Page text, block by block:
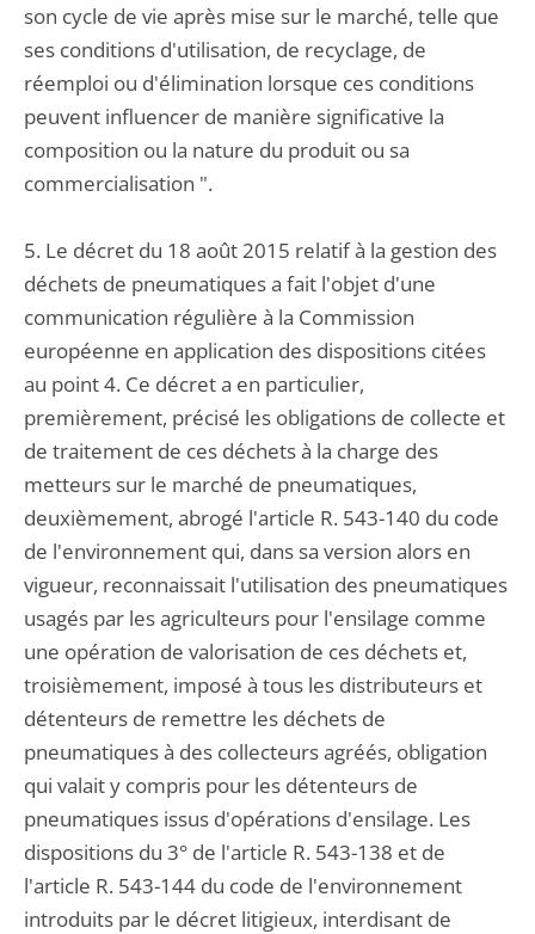
son cycle de vie après mise sur le marché, telle que
ses conditions d'utilisation, de recyclage, de
réemploi ou d'élimination lorsque ces conditions
peuvent influencer de manière significative la
composition ou la nature du produit ou sa
commercialisation ".
5. Le décret du 18 août 2015 relatif à la gestion des
déchets de pneumatiques a fait l'objet d'une
communication régulière à la Commission
européenne en application des dispositions citées
au point 4. Ce décret a en particulier,
premièrement, précisé les obligations de collecte et
de traitement de ces déchets à la charge des
metteurs sur le marché de pneumatiques,
deuxièmement, abrogé l'article R. 543-140 du code
de l'environnement qui, dans sa version alors en
vigueur, reconnaissait l'utilisation des pneumatiques
usagés par les agriculteurs pour l'ensilage comme
une opération de valorisation de ces déchets et,
troisièmement, imposé à tous les distributeurs et
détenteurs de remettre les déchets de
pneumatiques à des collecteurs agréés, obligation
qui valait y compris pour les détenteurs de
pneumatiques issus d'opérations d'ensilage. Les
dispositions du 3° de l'article R. 543-138 et de
l'article R. 543-144 du code de l'environnement
introduits par le décret litigieux, interdisant de